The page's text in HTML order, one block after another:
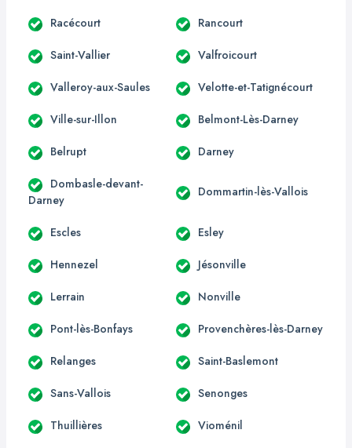
Racécourt Rancourt
Saint-Vallier Valfroicourt
Valleroy-aux-Saules Velotte-et-Tatignécourt
Ville-sur-Illon Belmont-Lès-Darney
Belrupt Darney
Dombasle-devant-
Darney
Dommartin-lès-Vallois
Escles Esley
Hennezel Jésonville
Lerrain Nonville
Pont-lès-Bonfays Provenchères-lès-Darney
Relanges Saint-Baslemont
Sans-Vallois Senonges
Thuillières Vioménil